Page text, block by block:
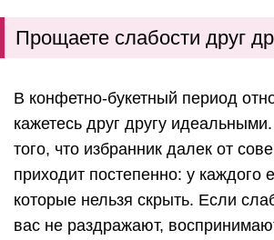
Прощаете слабости друг
В конфетно-букетный период
кажетесь друг другу
того, что избранник далек от
приходит постепенно: у каждого
которые нельзя скрыть. Если
вас не раздражают,